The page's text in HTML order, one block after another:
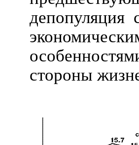
депопуляция
стороны